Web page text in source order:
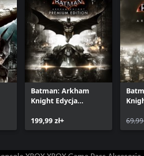
Batman: Arkham
Knight Edycja
199,99 zł+
69,99